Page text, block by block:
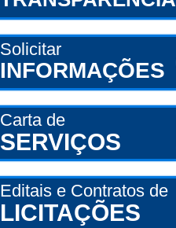
Solicitar
INFORMAÇÕES
Carta de
SERVIÇOS
Editais e Contratos de
LICITAÇÕES